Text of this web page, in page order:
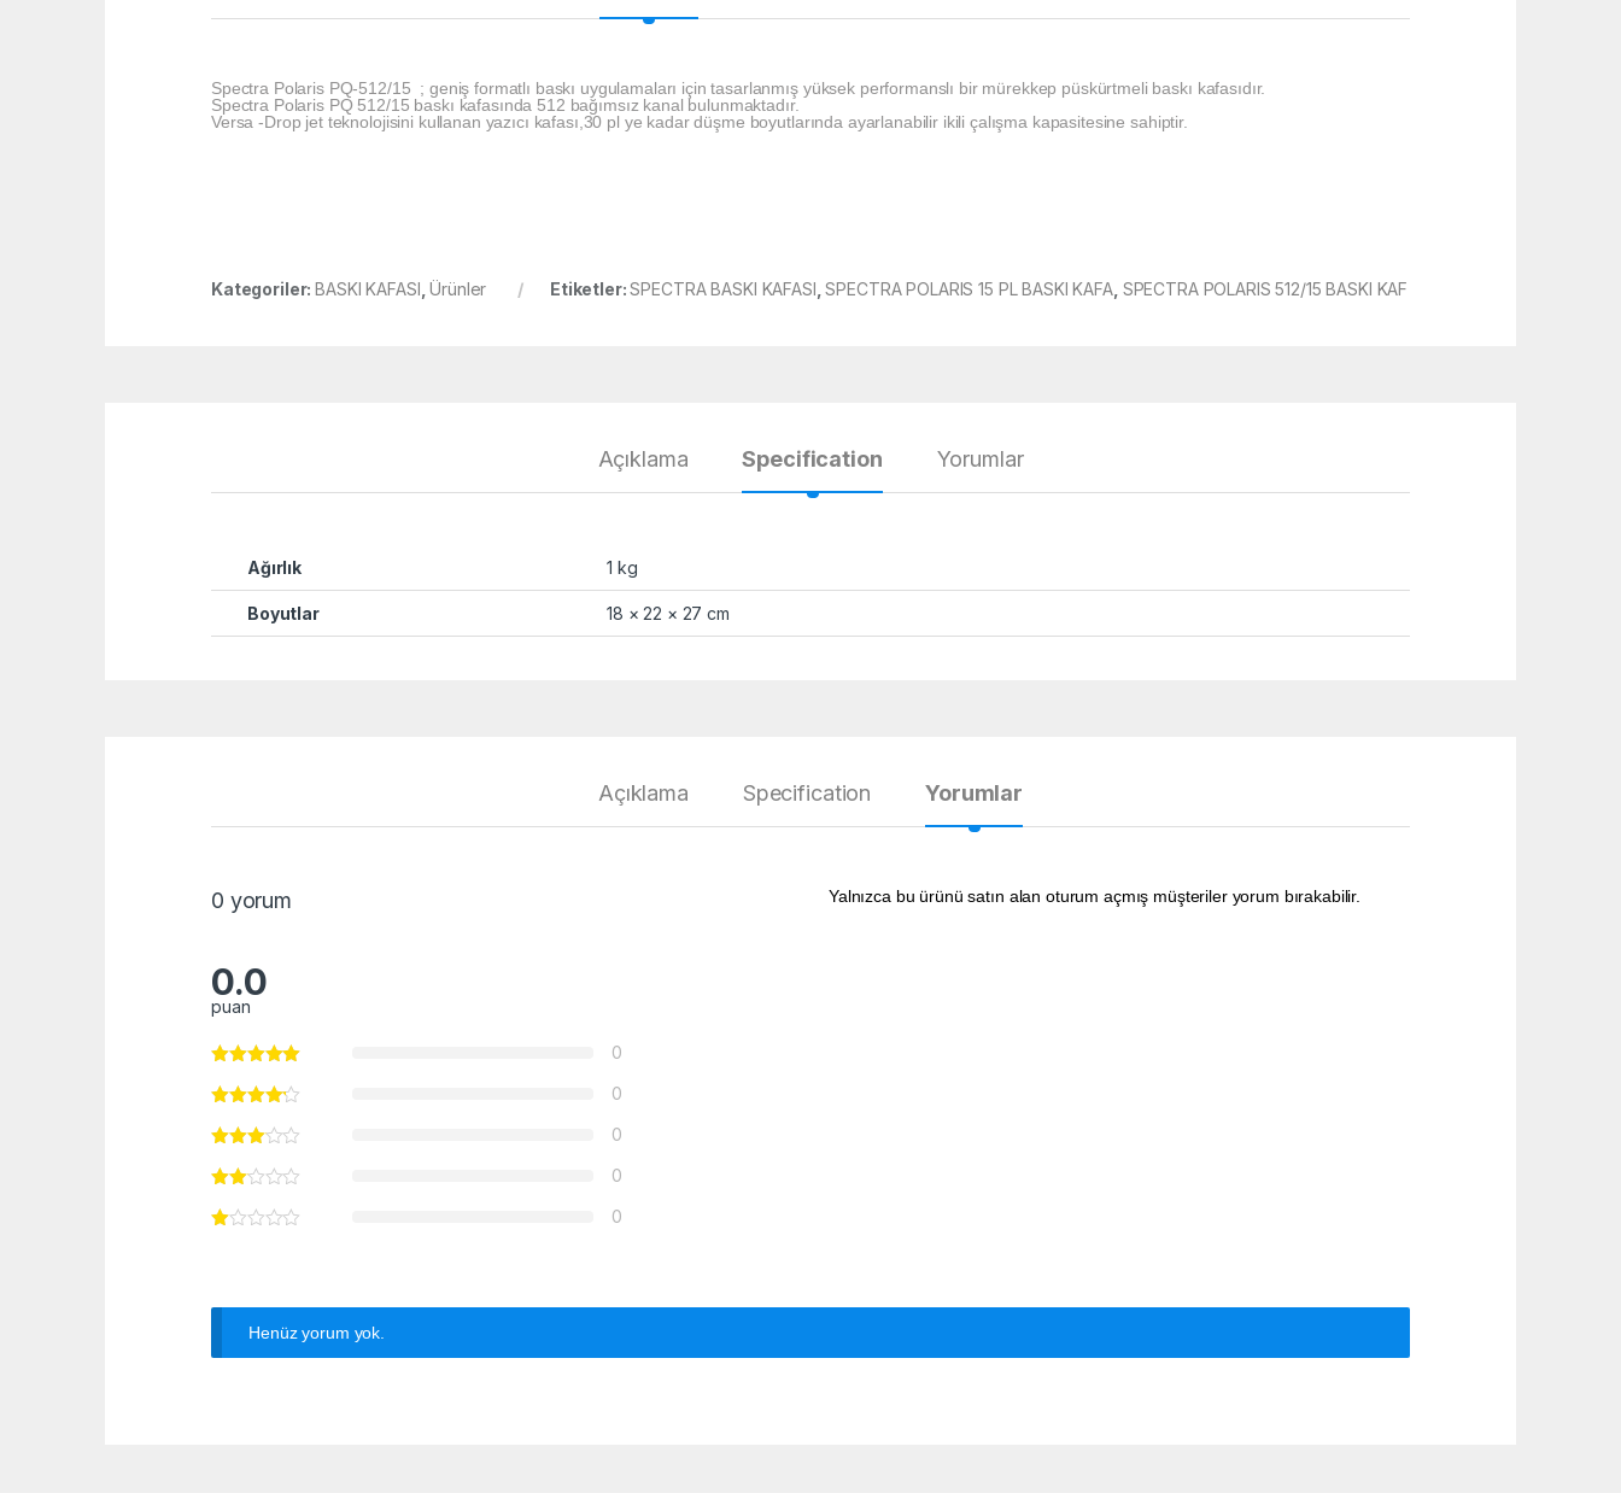
Spectra Polaris PQ-512/15 ; geniş formatlı baskı uygulamaları için tasarlanmış yüksek performanslı bir mürekkep püskürtmeli baskı kafasıdır.
Spectra Polaris PQ 512/15 baskı kafasında 512 bağımsız kanal bulunmaktadır.
Versa -Drop jet teknolojisini kullanan yazıcı kafası,30 pl ye kadar düşme boyutlarında ayarlanabilir ikili çalışma kapasitesine sahiptir.
Kategoriler:BASKI KAFASI ,Ürünler Etiketler:SPECTRA BASKI KAFASI ,SPECTRA POLARIS 15 PL BASKI KAFA, SPECTRA POLARIS 512/15 BASKI KAF
Açıklama Specification Yorumlar
Ağırlık 1 kg
Boyutlar 18 × 22 × 27 cm
Açıklama Specification Yorumlar
0 yorum
0.0
puan
0
0
0
0
0
Yalnızca bu ürünü satın alan oturum açmış müşteriler yorum bırakabilir.
Henüz yorum yok.